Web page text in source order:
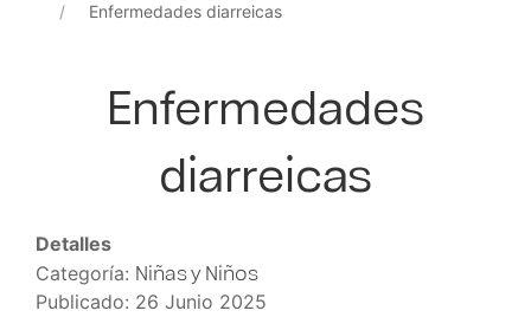
Enfermedades diarreicas
Enfermedades
diarreicas
Detalles
Categoría: Niñas y Niños
Publicado: 26 Junio 2025